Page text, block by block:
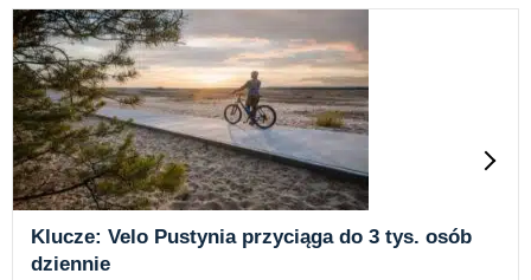
Klucze: Velo Pustynia przyciąga do 3 tys. osób
dziennie